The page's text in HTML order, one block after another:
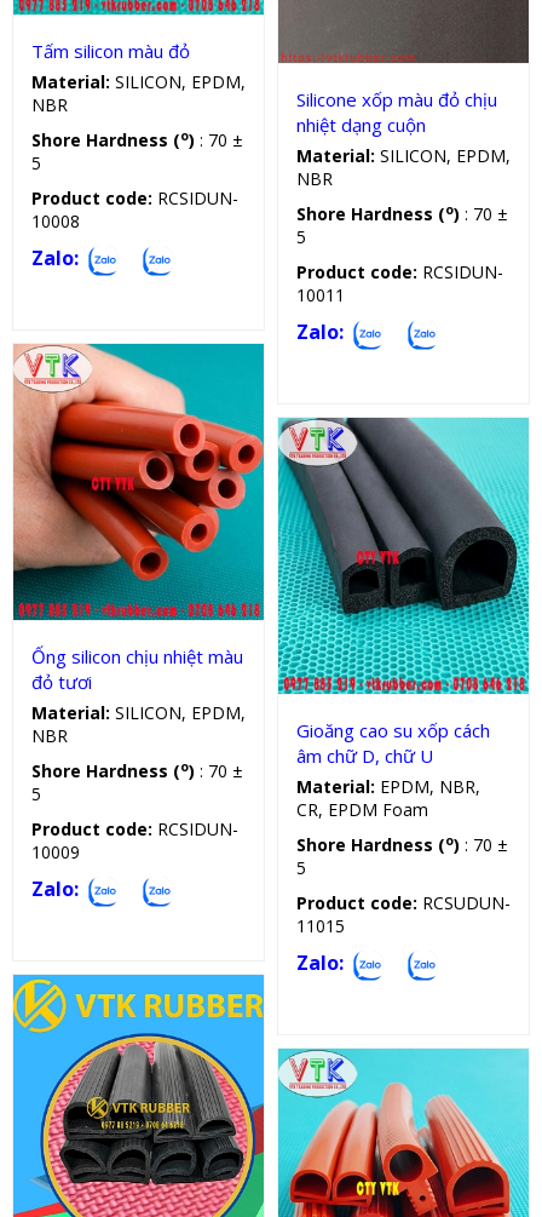
Tấm silicon màu đỏ
Material: SILICON, EPDM,
NBR
Shore Hardness (o) : 70 ±
5
Product code: RCSIDUN-
10008
Zalo:
Silicone xốp màu đỏ chịu
nhiệt dạng cuộn
Material: SILICON, EPDM,
NBR
Shore Hardness (o) : 70 ±
5
Product code: RCSIDUN-
10011
Zalo:
Sản phẩm kỹ thuật
Ống silicon chịu nhiệt màu
đỏ tươi
Material: SILICON, EPDM,
NBR
Shore Hardness (o) : 70 ±
5
Product code: RCSIDUN-
10009
Zalo:
Gioăng cao su xốp
Gioăng cao su xốp cách
âm chữ D, chữ U
Material: EPDM, NBR,
CR, EPDM Foam
Shore Hardness (o) : 70 ±
5
Product code: RCSUDUN-
11015
Zalo:
Gioăng silicon, cao su chữ E